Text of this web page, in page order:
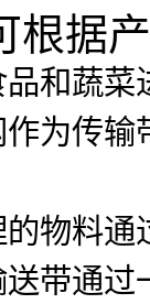
根据
和蔬
为传
物料
带通